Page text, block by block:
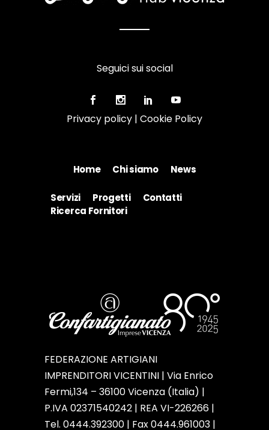
Home Chi siamo News
Seguici sui social
Privacy policy | Cookie Policy
Servizi Progetti
Contatti
Ricerca Fornitori
FEDERAZIONE ARTIGIANI
IMPRENDITORI VICENTINI | Via Enrico
Fermi,134 – 36100 Vicenza (Italia) |
P.IVA 02371540242 | REA VI-226266 |
Tel. 0444.392300 | Fax 0444.961003 |